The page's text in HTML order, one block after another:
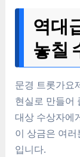
역대
놓칠
문경 트롯가요
현실로 만들어
대상 수상자에
이 상금은 여
입니다.